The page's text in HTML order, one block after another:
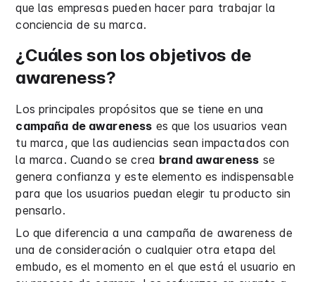
que las empresas pueden hacer para trabajar la
conciencia de su marca.
¿Cuáles son los objetivos de
awareness?
Los principales propósitos que se tiene en una
campaña de awareness es que los usuarios vean
tu marca, que las audiencias sean impactados con
la marca. Cuando se crea brand awareness se
genera confianza y este elemento es indispensable
para que los usuarios puedan elegir tu producto sin
pensarlo.
Lo que diferencia a una campaña de awareness de
una de consideración o cualquier otra etapa del
embudo, es el momento en el que está el usuario en